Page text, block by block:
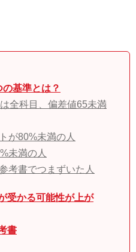
基準とは？
全科目、偏差値65未満
が80%未満の人
未満の人
考書でつまずいた人
受かる可能性が上が
書